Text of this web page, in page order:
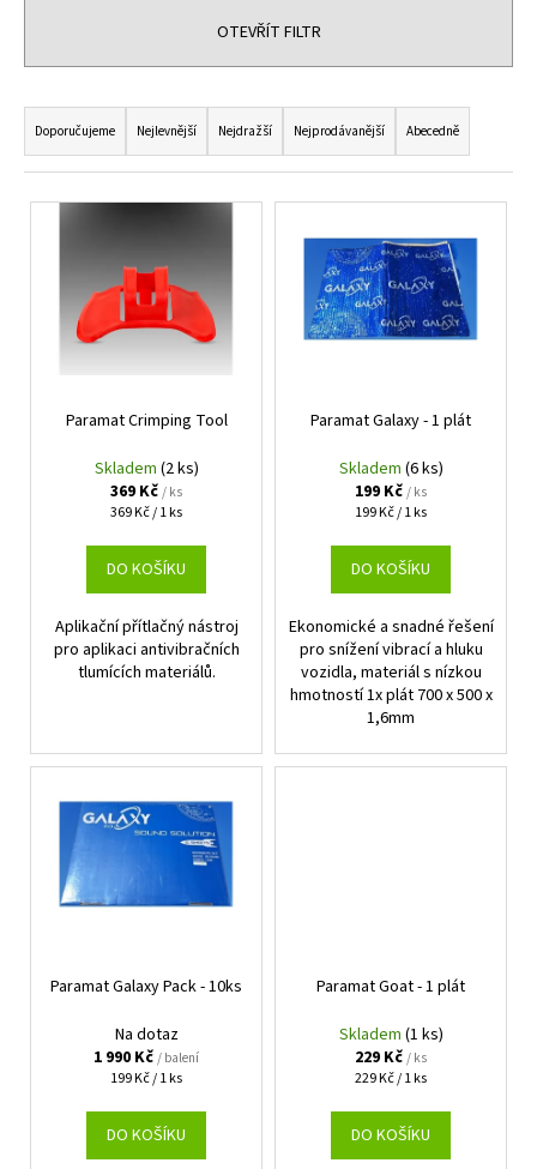
OTEVŘÍT FILTR
Ř
a
z
e
Doporučujeme Nejlevnější Nejdražší Nejprodávanější Abecedně
V
Paramat Crimping Tool
Skladem (2 ks)
369 Kč/ ks
Měrná
369 Kč / 1 ks
DO KOŠÍKU
Aplikační přítlačný nástroj
pro aplikaci antivibračních
tlumících materiálů.
Paramat Galaxy - 1 plát
Skladem (6 ks)
199 Kč/ ks
Měrná
199 Kč / 1 ks
DO KOŠÍKU
Ekonomické a snadné řešení
pro snížení vibrací a hluku
vozidla, materiál s nízkou
hmotností 1x plát 700 x 500 x
1,6mm
Paramat Galaxy Pack - 10ks
Na dotaz
1 990 Kč/ balení
Měrná
199 Kč / 1 ks
DO KOŠÍKU
Paramat Goat - 1 plát
Skladem (1 ks)
229 Kč/ ks
Měrná
229 Kč / 1 ks
DO KOŠÍKU